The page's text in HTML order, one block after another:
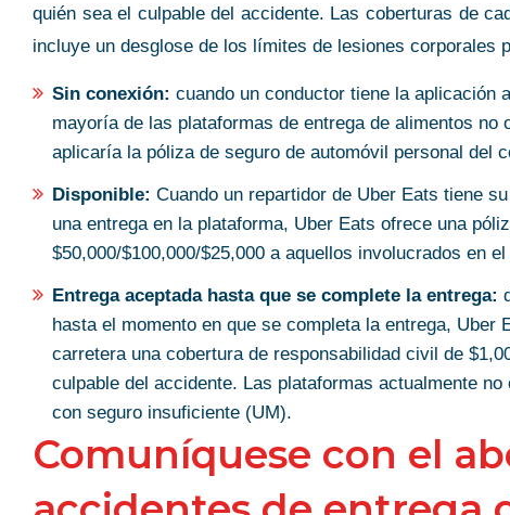
quién sea el culpable del accidente. Las coberturas de
incluye un desglose de los límites de lesiones corporales
Sin conexión: cuando un conductor tiene la aplicación
mayoría de las plataformas de entrega de alimentos
aplicaría la póliza de seguro de automóvil personal del
Disponible: Cuando un repartidor de Uber Eats tiene
una entrega en la plataforma, Uber Eats ofrece una
$50,000/$100,000/$25,000 a aquellos involucrados en
Entrega aceptada hasta que se complete la entrega:
hasta el momento en que se completa la entrega,
carretera una cobertura de responsabilidad civil de
culpable del accidente. Las plataformas actualmente
con seguro insuficiente (UM).
Comuníquese con el